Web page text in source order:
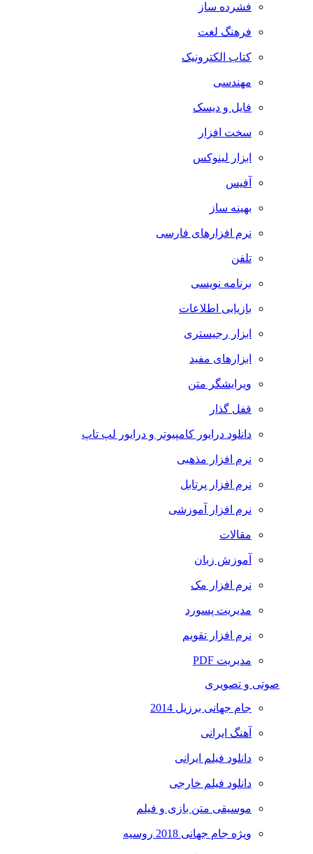
فشرده ساز
فرهنگ لغت
کتاب الکترونیک
مهندسی
فایل و دیسک
سخت افزار
ابزار لینوکس
آفیس
بهینه ساز
نرم افزارهای فارسی
تلفن
برنامه نویسی
بازیابی اطلاعات
ابزار رجیستری
ابزارهای مفید
ویرایشگر متن
قفل گذار
دانلود درایور کامپیوتر و درایور لپ تاپ
نرم افزار مذهبی
نرم افزار پرتابل
نرم افزار آموزشی
مقالات
آموزش زبان
نرم افزار مک
مدیریت پسورد
نرم افزار تقویم
مدیریت PDF
صوتی و تصویری
جام جهانی برزیل 2014
آهنگ ایرانی
دانلود فیلم ایرانی
دانلود فیلم خارجی
موسیقی متن بازی و فیلم
ویژه جام جهانی 2018 روسیه